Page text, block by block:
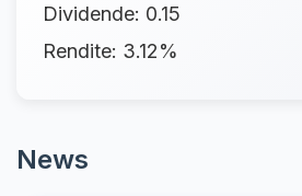
Dividende: 0.15
Rendite: 3.12%
News